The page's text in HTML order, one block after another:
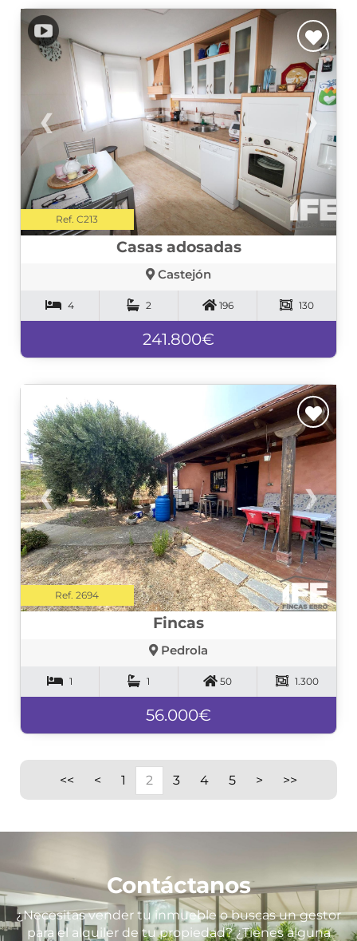
❮ ❯
Ref. C213
Casas adosadas
Castejón
4 2 196 130
241.800€
❮ ❯
Ref. 2694
Fincas
Pedrola
1 1 50 1.300
56.000€
<< < 1 2 3 4 5 > >>
Contáctanos
¿Necesitas vender tu inmueble o buscas un gestor
para el alquiler de tu propiedad? ¿Tienes alguna